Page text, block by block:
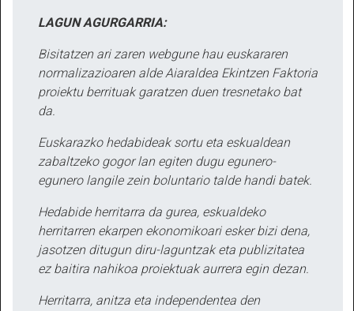
LAGUN AGURGARRIA:
Bisitatzen ari zaren webgune hau euskararen
normalizazioaren alde Aiaraldea Ekintzen Faktoria
proiektu berrituak garatzen duen tresnetako bat
da.
Euskarazko hedabideak sortu eta eskualdean
zabaltzeko gogor lan egiten dugu egunero-
egunero langile zein boluntario talde handi batek.
Hedabide herritarra da gurea, eskualdeko
herritarren ekarpen ekonomikoari esker bizi dena,
jasotzen ditugun diru-laguntzak eta publizitatea
ez baitira nahikoa proiektuak aurrera egin dezan.
Herritarra, anitza eta independentea den